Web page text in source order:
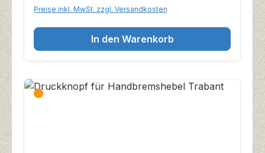
Preise inkl. MwSt. zzgl. Versandkosten
In den Warenkorb